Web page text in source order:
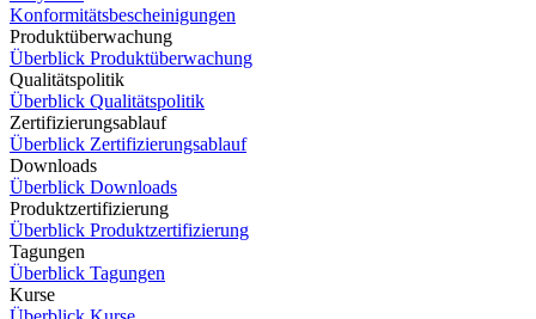
Konformitätsbescheinigungen
Produktüberwachung
Überblick Produktüberwachung
Qualitätspolitik
Überblick Qualitätspolitik
Zertifizierungsablauf
Überblick Zertifizierungsablauf
Downloads
Überblick Downloads
Produktzertifizierung
Überblick Produktzertifizierung
Tagungen
Überblick Tagungen
Kurse